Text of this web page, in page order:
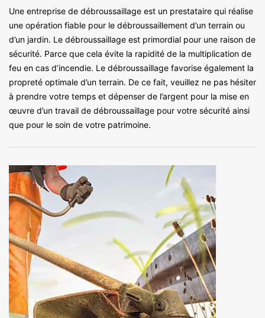
Une entreprise de débroussaillage est un prestataire qui réalise
une opération fiable pour le débroussaillement d’un terrain ou
d’un jardin. Le débroussaillage est primordial pour une raison de
sécurité. Parce que cela évite la rapidité de la multiplication de
feu en cas d’incendie. Le débroussaillage favorise également la
propreté optimale d’un terrain. De ce fait, veuillez ne pas hésiter
à prendre votre temps et dépenser de l’argent pour la mise en
œuvre d’un travail de débroussaillage pour votre sécurité ainsi
que pour le soin de votre patrimoine.